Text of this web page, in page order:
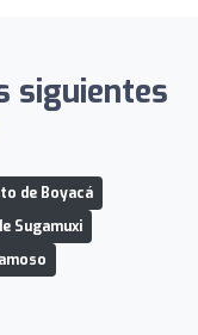
siguientes
de Boyacá
Sugamuxi